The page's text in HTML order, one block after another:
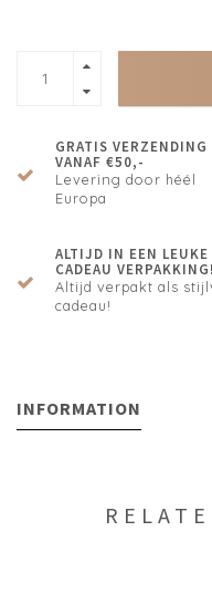
GRATIS VERZENDING
VANAF €50,-
Levering door héél
Europa
ALTIJD IN EEN LEUKE
CADEAU VERPAKKING!
Altijd verpakt als
cadeau!
INFORMATION